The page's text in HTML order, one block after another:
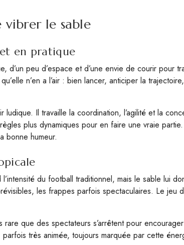
vibrer le sable
en pratique
peu d’espace et d’une envie de courir pour
n’en a l’air : bien lancer, anticiper la
Il travaille la coordination, l’agilité et la
plus dynamiques pour en faire une vraie partie.
bonne humeur.
du football traditionnel, mais le sable lui
les frappes parfois spectaculaires. Le jeu
que des spectateurs s’arrêtent pour
très animée, toujours marquée par cette